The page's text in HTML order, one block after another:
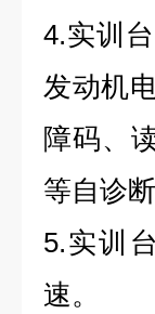
4.实训
发动机
障码、
等自诊断
5.实训
速。